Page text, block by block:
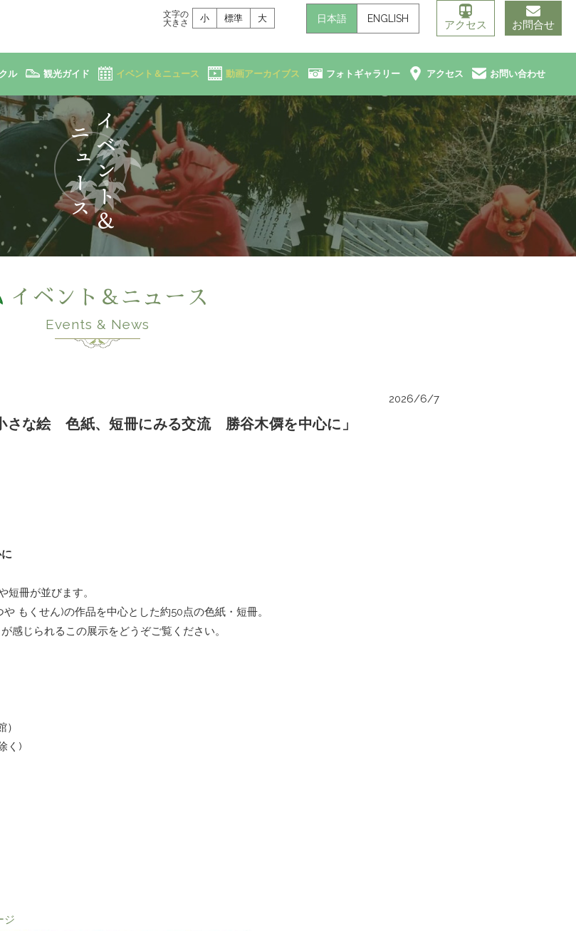
文字の
大きさ
小 標準 大 日本語 ENGLISH
アクセス お問合せ
ル 観光ガイド イベント＆ニュース 動画アーカイブス フォトギャラリー アクセス お問い合わせ
イベント＆ニュース
Events & News
2026/6/7
さな絵 色紙、短冊にみる交流 勝谷木僲を中心に」
短冊が並びます。
もくせん)の作品を中心とした約50点の色紙・短冊。
感じられるこの展示をどうぞご覧ください。
く)
ジ